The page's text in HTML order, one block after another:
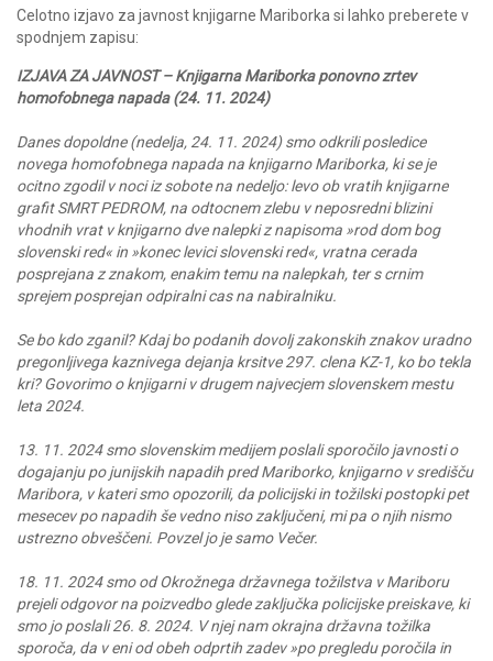
Celotno izjavo za javnost knjigarne Mariborka si lahko preberete v
spodnjem zapisu:
IZJAVA ZA JAVNOST – Knjigarna Mariborka ponovno zrtev
homofobnega napada (24. 11. 2024)
Danes dopoldne (nedelja, 24. 11. 2024) smo odkrili posledice
novega homofobnega napada na knjigarno Mariborka, ki se je
ocitno zgodil v noci iz sobote na nedeljo: levo ob vratih knjigarne
grafit SMRT PEDROM, na odtocnem zlebu v neposredni blizini
vhodnih vrat v knjigarno dve nalepki z napisoma »rod dom bog
slovenski red« in »konec levici slovenski red«, vratna cerada
posprejana z znakom, enakim temu na nalepkah, ter s crnim
sprejem posprejan odpiralni cas na nabiralniku.
Se bo kdo zganil? Kdaj bo podanih dovolj zakonskih znakov uradno
pregonljivega kaznivega dejanja krsitve 297. clena KZ-1, ko bo tekla
kri? Govorimo o knjigarni v drugem najvecjem slovenskem mestu
leta 2024.
13. 11. 2024 smo slovenskim medijem poslali sporočilo javnosti o
dogajanju po junijskih napadih pred Mariborko, knjigarno v središču
Maribora, v kateri smo opozorili, da policijski in tožilski postopki pet
mesecev po napadih še vedno niso zaključeni, mi pa o njih nismo
ustrezno obveščeni. Povzel jo je samo Večer.
18. 11. 2024 smo od Okrožnega državnega tožilstva v Mariboru
prejeli odgovor na poizvedbo glede zaključka policijske preiskave, ki
smo jo poslali 26. 8. 2024. V njej nam okrajna državna tožilka
sporoča, da v eni od obeh odprtih zadev »po pregledu poročila in